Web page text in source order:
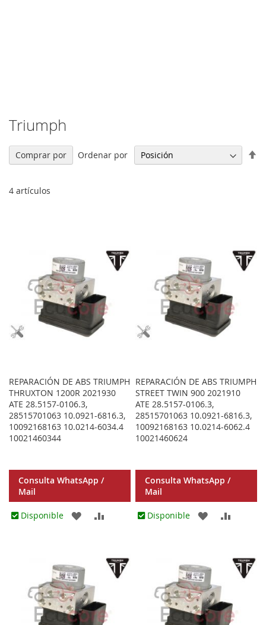
Triumph
4 artículos
Ordenar por
REPARACIÓN DE ABS TRIUMPH
THRUXTON 1200R 2021930
ATE 28.5157-0106.3,
28515701063 10.0921-6816.3,
10092168163 10.0214-6034.4
10021460344
Consulta WhatsApp /
Mail
Disponible
AGREGAR
FAVORITOS
COMPARAR
REPARACIÓN DE ABS TRIUMPH
STREET TWIN 900 2021910
ATE 28.5157-0106.3,
28515701063 10.0921-6816.3,
10092168163 10.0214-6062.4
10021460624
Consulta WhatsApp /
Mail
Disponible
AGREGAR
FAVORITOS
Comprar por